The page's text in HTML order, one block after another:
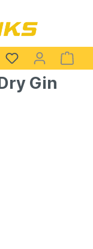
Gin